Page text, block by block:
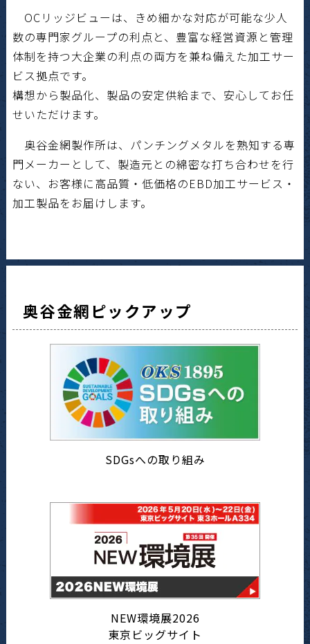
OCリッジビューは、きめ細かな対応が可能な少人
数の専門家グループの利点と、豊富な経営資源と管理
体制を持つ大企業の利点の両方を兼ね備えた加工サー
ビス拠点です。
構想から製品化、製品の安定供給まで、安心してお任
せいただけます。
奥谷金網製作所は、パンチングメタルを熟知する専
門メーカーとして、製造元との綿密な打ち合わせを行
ない、お客様に高品質・低価格のEBD加工サービス・
加工製品をお届けします。
奥谷金網ピックアップ
SDGsへの取り組み
NEW環境展2026
東京ビッグサイト